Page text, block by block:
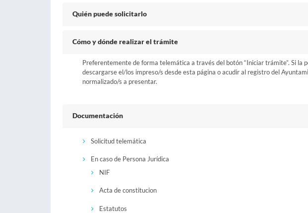
Quién puede solicitarlo
Cómo y dónde realizar el trámite
Preferentemente de forma telemática a través del botón “Iniciar trámite”. Si la
descargarse el/los impreso/s desde esta página o acudir al registro del
normalizado/s a presentar.
Documentación
Solicitud telemática
En caso de Persona Jurídica
NIF
Acta de constitucion
Estatutos